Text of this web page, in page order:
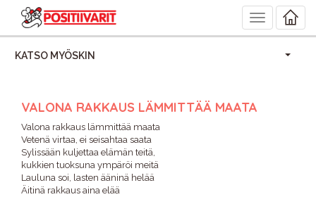
Toggle
navigation
KATSO MYÖSKIN
VALONA RAKKAUS LÄMMITTÄÄ MAATA
Valona rakkaus lämmittää maata
Vetenä virtaa, ei seisahtaa saata
Sylissään kuljettaa elämän teitä,
kukkien tuoksuna ympäröi meitä
Lauluna soi, lasten ääninä helää
Äitinä rakkaus aina elää